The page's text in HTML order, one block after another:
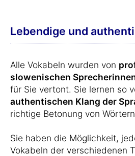
Lebendige und
Alle Vokabeln wurden von
slowenischen
für Sie vertont. Sie lernen so
authentischen Klang der
richtige Betonung von
Sie haben die Möglichkeit,
Vokabeln der verschiedenen